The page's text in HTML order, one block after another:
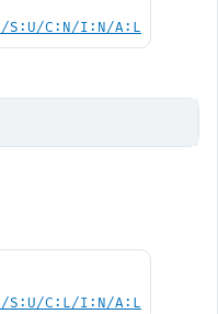
S:U/C:N/I:N/A:L
S:U/C:L/I:N/A:L